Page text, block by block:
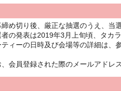
締め切り後、厳正な抽選のうえ、当
者の発表は2019年3月上旬頃、タカ
ティーの日時及び会場等の詳細は、
、会員登録された際のメールアドレ